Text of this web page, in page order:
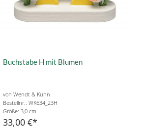
Buchstabe H mit Blumen
von Wendt & Kühn
Bestellnr.: WK634_23H
Größe: 3,0 cm
33,00 €